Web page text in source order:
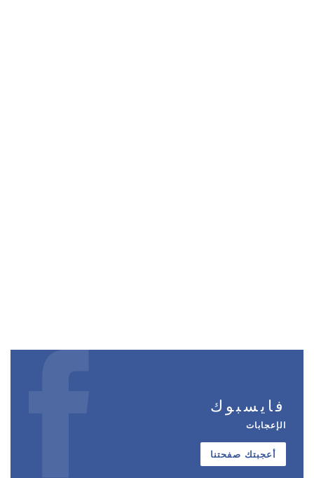
فايسبوك
الإعجابات
أعجبتك صفحتنا